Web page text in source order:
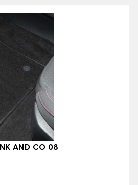
AND CO 08